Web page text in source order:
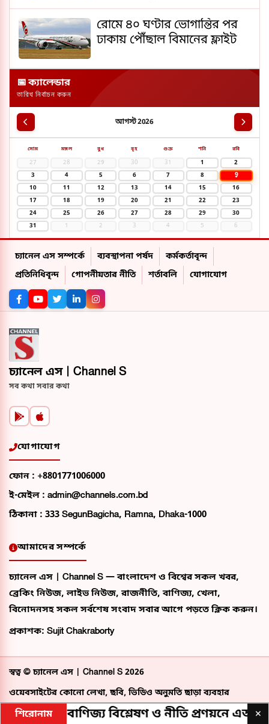
রোমে ৪০ ঘণ্টার ভোগান্তির পর
ঢাকায় পৌঁছাল বিমানের ফ্লাইট
📅 ক্যালেন্ডার
তারিখ নির্বাচন করুন
আগস্ট 2026
সোম মঙ্গল বুধ বৃহ শুক্র শনি রবি
27 28 29 30 31 1
2
3
4 5 6 7 8 9
10 11 12 13 14 15
16
17
18 19 20 21 22
23
24
25 26 27 28 29
30
31
1 2 3 4 5 6
×
শিরোনামবাণিজ্য বিশ্লেষণ ও নীতি প্রণয়নে এআই
চ্যানেল এস সম্পর্কে ব্যবস্থাপনা পর্ষদ
কর্মকর্তাবৃন্দ
প্রতিনিধিবৃন্দ
গোপনীয়তার নীতি শর্তাবলি যোগাযোগ
চ্যানেল এস | Channel S
সব কথা সবার কথা
যোগাযোগ
ফোন : +8801771006000
ই-মেইল : admin@channels.com.bd
ঠিকানা : 333 SegunBagicha, Ramna, Dhaka-1000
আমাদের সম্পর্কে
চ্যানেল এস | Channel S — বাংলাদেশ ও বিশ্বের সকল খবর,
ব্রেকিং নিউজ, লাইভ নিউজ, রাজনীতি, বাণিজ্য, খেলা,
বিনোদনসহ সকল সর্বশেষ সংবাদ সবার আগে পড়তে ক্লিক করুন।
প্রকাশক: Sujit Chakraborty
স্বত্ব ©চ্যানেল এস | Channel S 2026
ওয়েবসাইটের কোনো লেখা, ছবি, ভিডিও অনুমতি ছাড়া ব্যবহার
বেআইনি।